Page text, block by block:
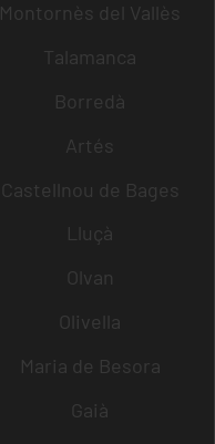
Montornès del Vallès
Talamanca
Borredà
Artés
Castellnou de Bages
Lluçà
Olvan
Olivella
Maria de Besora
Gaià